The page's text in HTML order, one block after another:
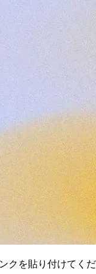
クを貼り付けてく